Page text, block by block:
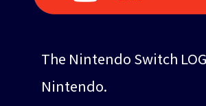
The Nintendo Switch
Nintendo.